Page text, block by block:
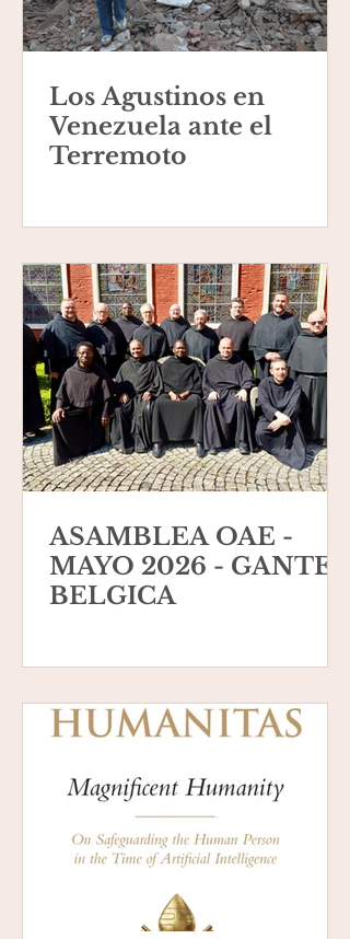
Los Agustinos en
Venezuela ante el
Terremoto
ASAMBLEA OAE -
MAYO 2026 - GANTE,
BELGICA